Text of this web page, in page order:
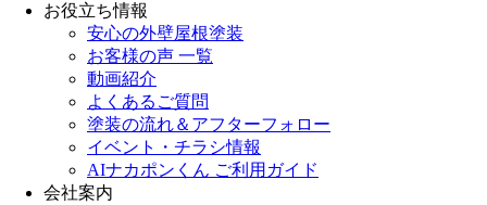
お役立ち情報
安心の外壁屋根塗装
お客様の声 一覧
動画紹介
よくあるご質問
塗装の流れ＆アフターフォロー
イベント・チラシ情報
AIナカポンくん ご利用ガイド
会社案内